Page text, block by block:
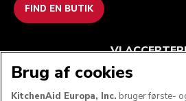
FIND EN BUTIK
VI
Brug af cookies
KitchenAid Europa, Inc. bruger første-